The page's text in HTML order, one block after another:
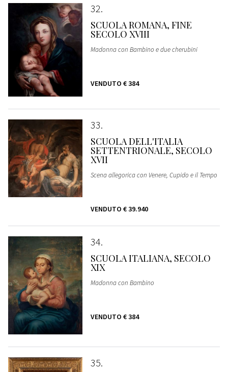
32
SCUOLA ROMANA, FINE
SECOLO XVIII
Madonna con Bambino e due cherubini
VENDUTO € 384
33
SCUOLA DELL'ITALIA
SETTENTRIONALE, SECOLO
XVII
Scena allegorica con Venere, Cupido e il Tempo
VENDUTO € 39.940
34
SCUOLA ITALIANA, SECOLO
XIX
Madonna con Bambino
VENDUTO € 384
35